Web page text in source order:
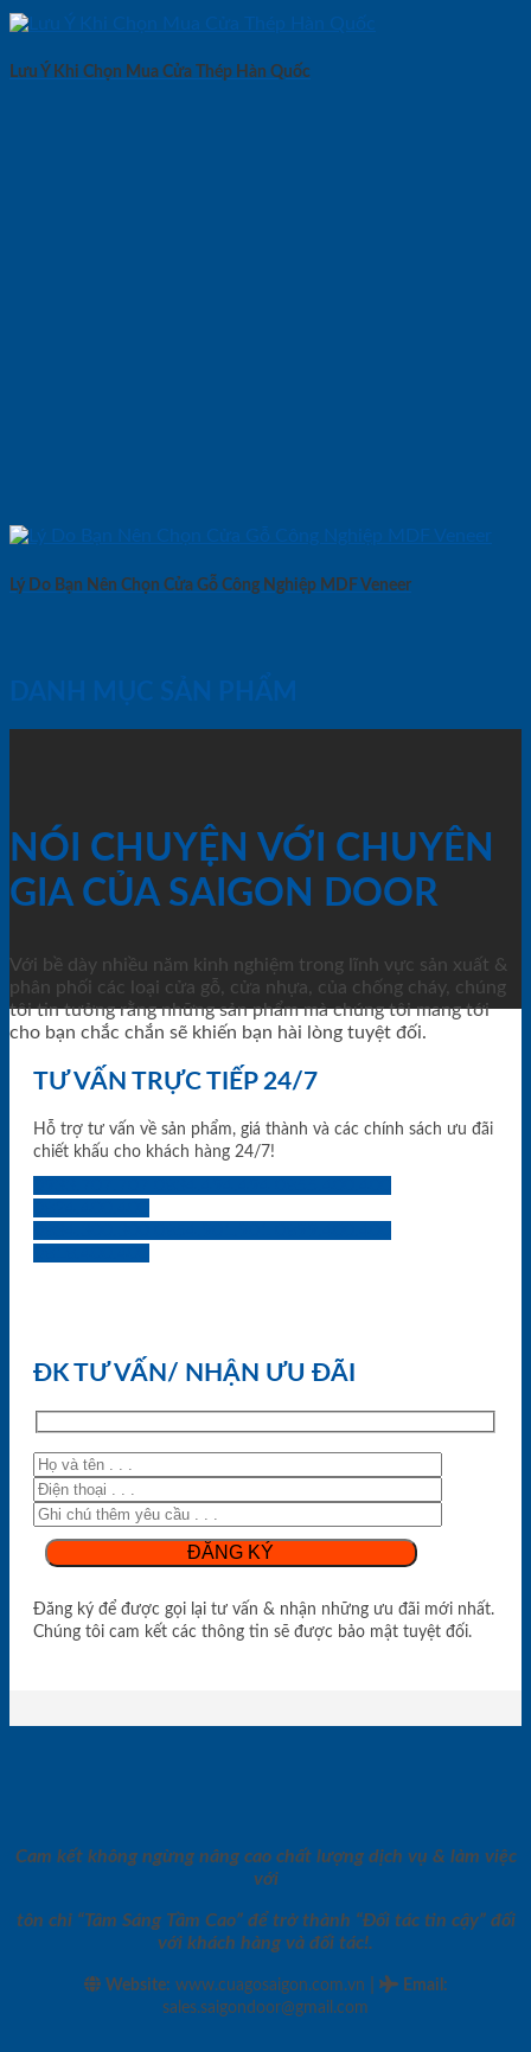
Lưu Ý Khi Chọn Mua Cửa Thép Hàn Quốc
Lý Do Bạn Nên Chọn Cửa Gỗ Công Nghiệp MDF Veneer
DANH MỤC SẢN PHẨM
NÓI CHUYỆN VỚI CHUYÊN
GIA CỦA SAIGON DOOR
Với bề dày nhiều năm kinh nghiệm trong lĩnh vực sản xuất &
phân phối các loại cửa gỗ, cửa nhựa, của chống cháy, chúng
tôi tin tưởng rằng những sản phẩm mà chúng tôi mang tới
cho bạn chắc chắn sẽ khiến bạn hài lòng tuyệt đối.
TƯ VẤN TRỰC TIẾP 24/7
Hỗ trợ tư vấn về sản phẩm, giá thành và các chính sách ưu đãi
chiết khấu cho khách hàng 24/7!
ĐK TƯ VẤN/ NHẬN ƯU ĐÃI
Đăng ký để được gọi lại tư vấn & nhận những ưu đãi mới nhất.
Chúng tôi cam kết các thông tin sẽ được bảo mật tuyệt đối.
Cam kết không ngừng nâng cao chất lượng dịch vụ & làm việc
với
tôn chỉ “Tâm Sáng Tầm Cao” để trở thành “Đối tác tin cậy” đối
với khách hàng và đối tác!.
Website: www.cuagosaigon.com.vn Email :
sales.saigondoor@gmail.com